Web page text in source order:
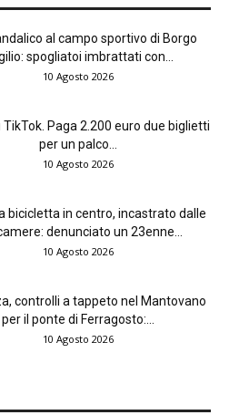
al campo sportivo di Borgo
spogliatoi imbrattati con...
10 Agosto 2026
Paga 2.200 euro due biglietti
per un palco...
10 Agosto 2026
bicicletta in centro, incastrato dalle
denunciato un 23enne...
10 Agosto 2026
controlli a tappeto nel Mantovano
per il ponte di Ferragosto:...
10 Agosto 2026